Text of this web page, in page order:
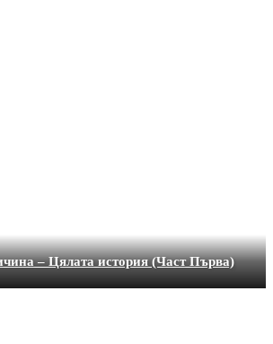
– Цялата история (Част Първа)